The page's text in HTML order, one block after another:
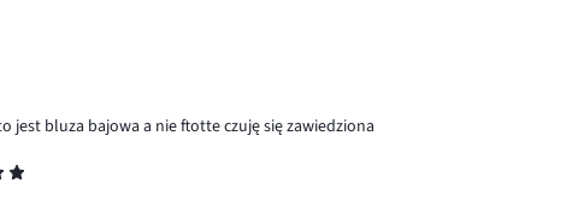
jest bluza bajowa a nie ftotte czuję się zawiedziona